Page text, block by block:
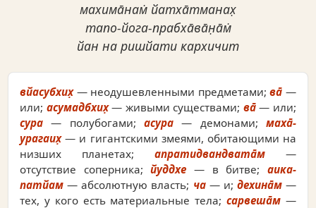
махима̄нам̇ йатха̄тманах̣
тапо-йога-прабха̄ва̄н̣а̄м̇
йан на ришйати кархичит
вйасубхих̣— неодушевленными предметами;ва̄ —
или; асумадбхих̣— живыми существами; ва̄— или;
сура — полубогами; асура — демонами; маха̄-
урагаих̣— и гигантскими змеями, обитающими на
низших планетах; апратидвандвата̄м—
отсутствие соперника;йуддхе — в битве; аика-
патйам — абсолютную власть; ча— и; дехина̄м—
тех, у кого есть материальные тела; сарвеша̄м —